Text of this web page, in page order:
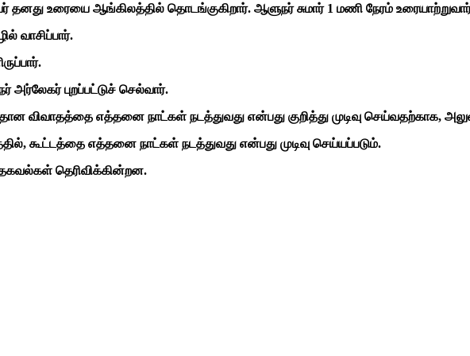
உரையை ஆங்கிலத்தில் தொடங்குகிறார். ஆளுநர் சுமார் 1 மணி நேரம் உரையாற்றுவார்
வாசிப்பார்.
அர்லேகர் புறப்பட்டுச் செல்வார்.
விவாதத்தை எத்தனை நாட்கள் நடத்துவது என்பது குறித்து முடிவு செய்வதற்காக,
கூட்டத்தை எத்தனை நாட்கள் நடத்துவது என்பது முடிவு செய்யப்படும்.
தெரிவிக்கின்றன.